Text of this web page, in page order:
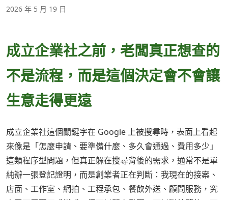
2026 年 5 月 19 日
成立企業社之前，老闆真正想查的
不是流程，而是這個決定會不會讓
生意走得更遠
成立企業社這個關鍵字在 Google 上被搜尋時，表面上看起
來像是「怎麼申請、要準備什麼、多久會通過、費用多少」
這類程序型問題，但真正躲在搜尋背後的需求，通常不是單
純辦一張登記證明，而是創業者正在判斷：我現在的接案、
店面、工作室、網拍、工程承包、餐飲外送、顧問服務，究